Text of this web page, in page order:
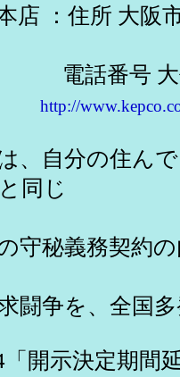
所 大阪市北
代表
http://
、自分の住ん
同じ
義務契約の
を、全国多
開示決定期間